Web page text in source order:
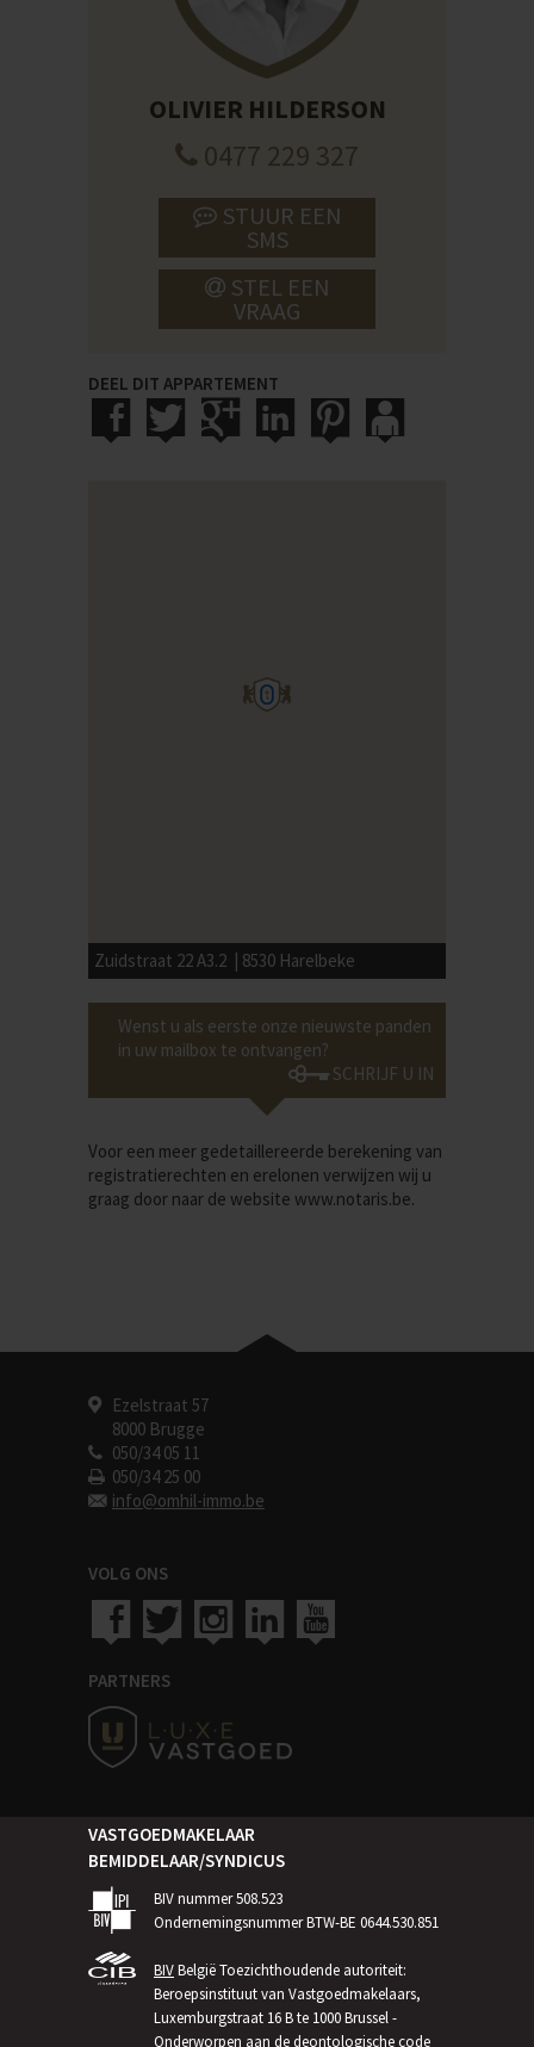
OLIVIER HILDERSON
0477 229 327
STUUR EEN
SMS
STEL EEN
VRAAG
DEEL DIT APPARTEMENT
Zuidstraat 22 A3.2 | 8530 Harelbeke
Wenst u als eerste onze nieuwste panden
in uw mailbox te ontvangen?
SCHRIJF U IN
Voor een meer gedetaillereerde berekening van
registratierechten en erelonen verwijzen wij u
graag door naar de website www.notaris.be.
Ezelstraat 57
8000 Brugge
050/34 05 11
050/34 25 00
info@omhil-immo.be
VOLG ONS
PARTNERS
VASTGOEDMAKELAAR
BEMIDDELAAR/SYNDICUS
BIV nummer 508.523
Ondernemingsnummer BTW-BE 0644.530.851
BIVBelgië Toezichthoudende autoriteit:
Beroepsinstituut van Vastgoedmakelaars,
Luxemburgstraat 16 B te 1000 Brussel -
Onderworpen aan dedeontologische code